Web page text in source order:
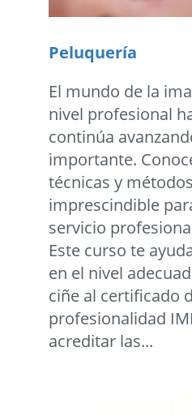
Peluquería
El mundo de la
nivel profesional
continúa
importante.
técnicas y
imprescindible
servicio
Este curso te
en el nivel
ciñe al certificado
profesionalidad
acreditar las...